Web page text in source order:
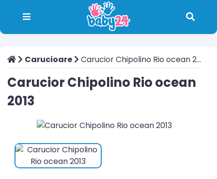
Carucioare Carucior Chipolino Rio ocean 2013
Carucior Chipolino Rio ocean
2013